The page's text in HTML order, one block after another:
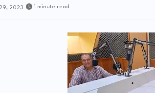
2023 1 minute read